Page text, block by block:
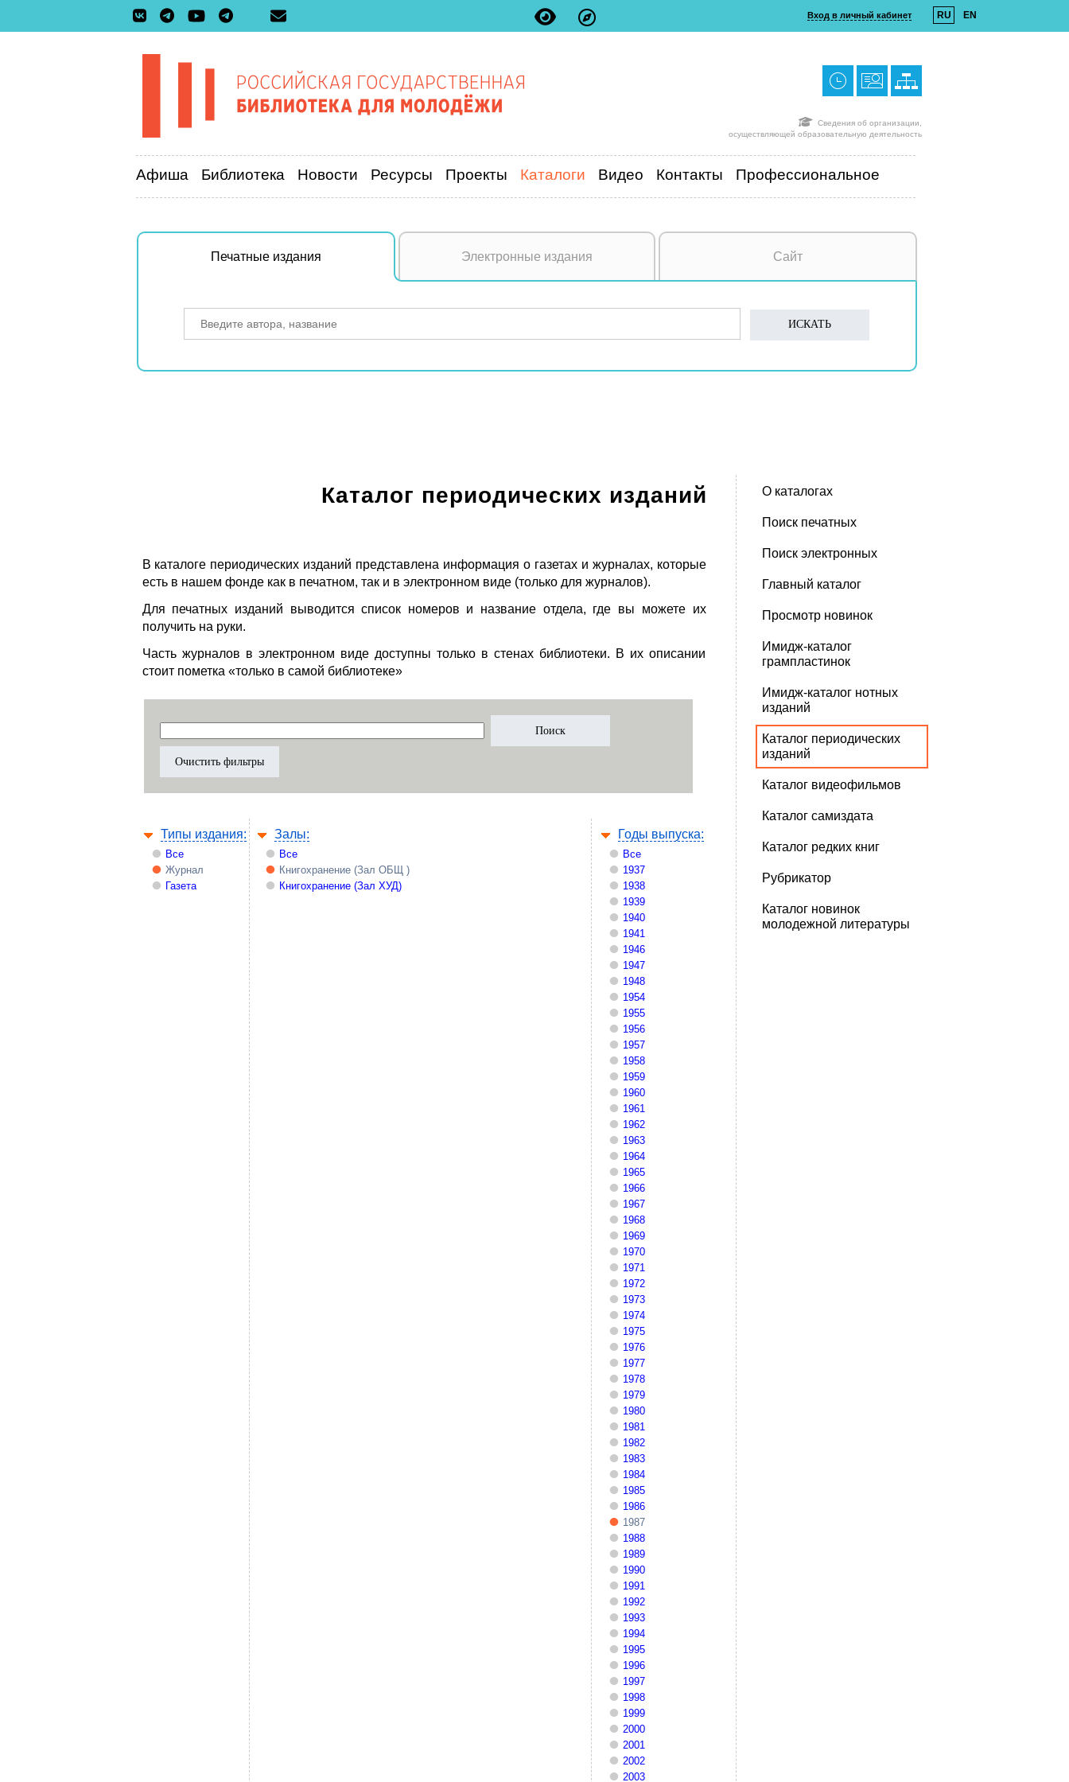
Вход в личный кабинет RU EN
Сведения об организации,
осуществляющей образовательную деятельность
Афиша Библиотека Новости Ресурсы Проекты Каталоги Видео Контакты Профессиональное
Печатные издания Электронные издания Сайт
Каталог периодических изданий
В каталоге периодических изданий представлена информация о газетах и журналах, которые
есть в нашем фонде как в печатном, так и в электронном виде (только для журналов).
Для печатных изданий выводится список номеров и название отдела, где вы можете их
получить на руки.
Часть журналов в электронном виде доступны только в стенах библиотеки. В их описании
стоит пометка «только в самой библиотеке»
Типы издания:
Все
Журнал
Газета
Залы:
Все
Книгохранение (Зал ОБЩ )
Книгохранение (Зал ХУД)
Годы выпуска:
Все
1937
1938
1939
1940
1941
1946
1947
1948
1954
1955
1956
1957
1958
1959
1960
1961
1962
1963
1964
1965
1966
1967
1968
1969
1970
1971
1972
1973
1974
1975
1976
1977
1978
1979
1980
1981
1982
1983
1984
1985
1986
1987
1988
1989
1990
1991
1992
1993
1994
1995
1996
1997
1998
1999
2000
2001
2002
2003
О каталогах
Поиск печатных
Поиск электронных
Главный каталог
Просмотр новинок
Имидж-каталог
грампластинок
Имидж-каталог нотных
изданий
Каталог периодических
изданий
Каталог видеофильмов
Каталог самиздата
Каталог редких книг
Рубрикатор
Каталог новинок
молодежной литературы